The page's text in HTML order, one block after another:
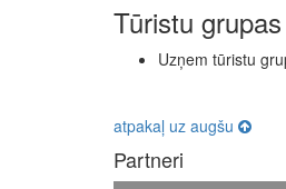
Tūristu grupas
Uzņem tūristu
atpakaļ uz augšu
Partneri